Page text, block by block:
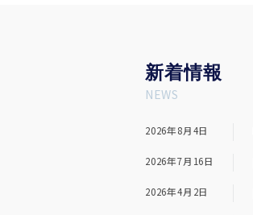
新着情報
NEWS
2026年8月4日
2026年7月16日
2026年4月2日